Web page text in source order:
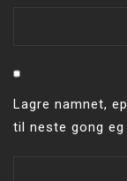
Lagre namnet,
til neste gong eg